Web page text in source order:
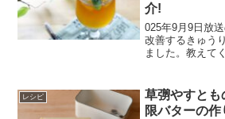
介!
025年9月9日放
改善するきゅう
ました。教えて
ィーの材料紅茶
椒ティーの作り
レシピ
草彅やすとも
限バターの